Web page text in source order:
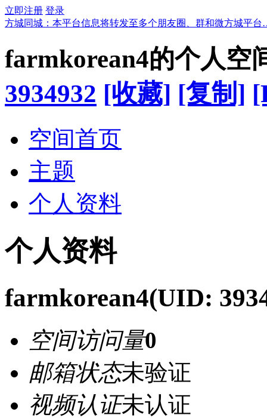
立即注册 登录
方城同城：本平台信息将转发至多个朋友圈、群和微方城平
farmkorean4的个人空
3934932 [收藏] [复制]
空间首页
主题
个人资料
个人资料
farmkorean4(UID:
空间访问量0
邮箱状态未验证
视频认证未认证